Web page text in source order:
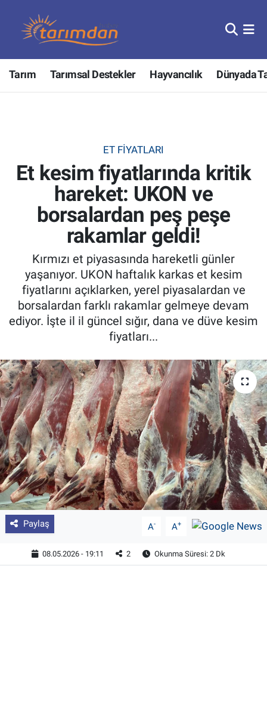
Tarım Tarımsal Destekler Hayvancılık Dünyada
ET FIYATLARI
Et kesim fiyatlarında kritik
hareket: UKON ve
borsalardan peş peşe
rakamlar geldi!
Kırmızı et piyasasında hareketli günler
yaşanıyor. UKON haftalık karkas et kesim
fiyatlarını açıklarken, yerel piyasalardan ve
borsalardan farklı rakamlar gelmeye devam
ediyor. İşte il il güncel sığır, dana ve düve kesim
fiyatları...
Paylaş A- A+
08.05.2026 - 19:11 2 Okunma Süresi: 2 Dk
Tarım
Hayvancılık
Tarımsal Destekler
Tarım Bakanlığı
Tarım Kredi Kooperatifleri
Pankobirlik
Et fiyatları
Yetiştirici Soruyor
Dünyada Tarım
Üretici Birlikleri
Şeker ve Şekerli Mamüller
Tahıllar ve Baklagiller
Tohum
Nöbetçi Eczaneler
Hava Durumu
Tüm Manşetler
Son Dakika Haberleri
Haber Arşivi